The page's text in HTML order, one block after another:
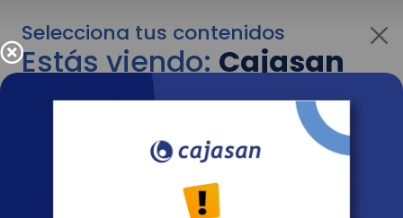
Selecciona tus contenidos
Estás viendo:Cajasan
para empresas
Para cambiar al contenido de tu interés más
adelante recuerda utilizar el menú